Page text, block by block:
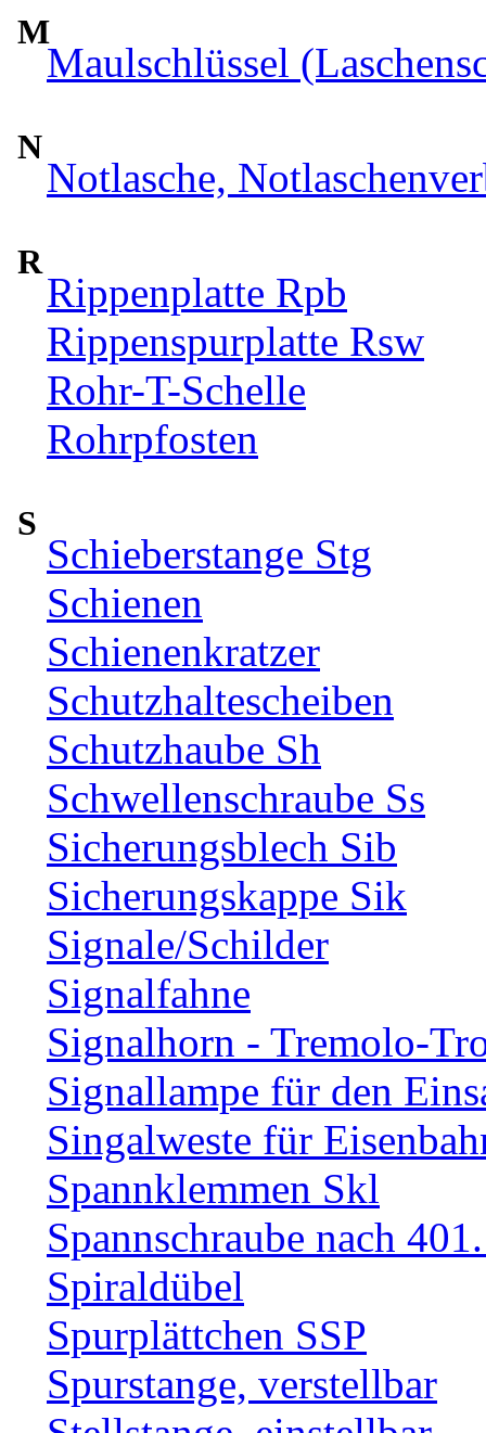
M
Maulschlüssel
N
Notlasche,
R
Rippenplatte Rpb
Rippenspurplatte Rsw
Rohr-T-Schelle
Rohrpfosten
S
Schieberstange Stg
Schienen
Schienenkratzer
Schutzhaltescheiben
Schutzhaube Sh
Schwellenschraube Ss
Sicherungsblech Sib
Sicherungskappe Sik
Signale/Schilder
Signalfahne
Signalhorn - Tremolo-
Signallampe für den
Singalweste für
Spannklemmen Skl
Spannschraube nach
Spiraldübel
Spurplättchen SSP
Spurstange, verstellbar